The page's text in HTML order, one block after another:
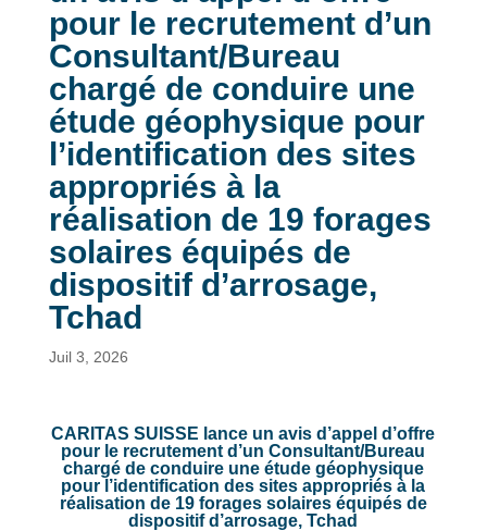
pour le recrutement d’un
Consultant/Bureau
chargé de conduire une
étude géophysique pour
l’identification des sites
appropriés à la
réalisation de 19 forages
solaires équipés de
dispositif d’arrosage,
Tchad
Juil 3, 2026
CARITAS SUISSE lance un avis d’appel d’offre
pour le recrutement d’un Consultant/Bureau
chargé de conduire une étude géophysique
pour l’identification des sites appropriés à la
réalisation de 19 forages solaires équipés de
dispositif d’arrosage, Tchad